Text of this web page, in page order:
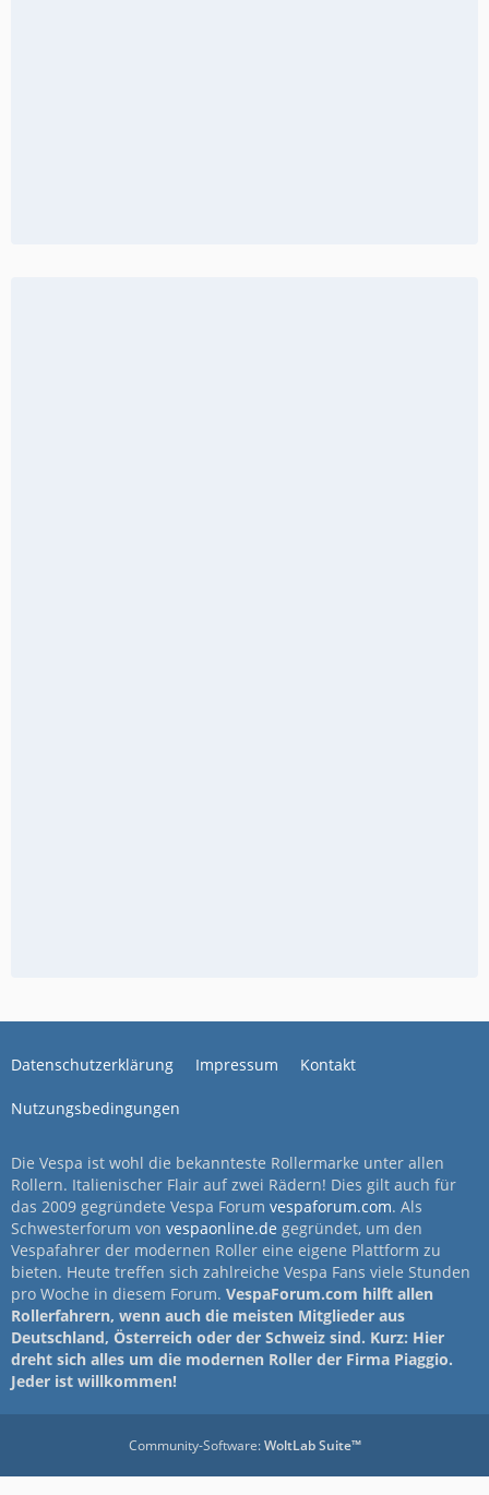
Datenschutzerklärung Impressum Kontakt
Nutzungsbedingungen
Die Vespa ist wohl die bekannteste Rollermarke unter allen
Rollern. Italienischer Flair auf zwei Rädern! Dies gilt auch für
das 2009 gegründete Vespa Forum vespaforum.com. Als
Schwesterforum von vespaonline.de gegründet, um den
Vespafahrer der modernen Roller eine eigene Plattform zu
bieten. Heute treffen sich zahlreiche Vespa Fans viele Stunden
pro Woche in diesem Forum. VespaForum.com hilft allen
Rollerfahrern, wenn auch die meisten Mitglieder aus
Deutschland, Österreich oder der Schweiz sind. Kurz: Hier
dreht sich alles um die modernen Roller der Firma Piaggio.
Jeder ist willkommen!
Community-Software:WoltLab Suite™